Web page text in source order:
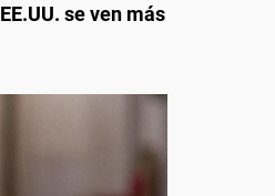
EE.UU. se ven más